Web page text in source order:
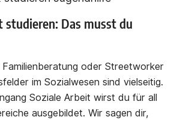
studieren: Das musst du
Familienberatung oder Streetworker
im Sozialwesen sind vielseitig.
Soziale Arbeit wirst du für all
ausgebildet. Wir sagen dir,